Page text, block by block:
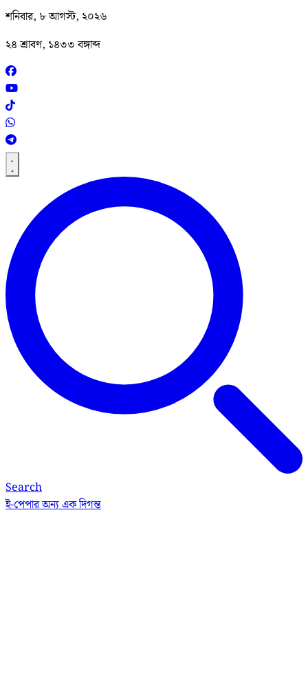
শনিবার, ৮ আগস্ট, ২০২৬
২৪ শ্রাবণ, ১৪৩৩ বঙ্গাব্দ
Search
ই-পেপারঅন্য এক দিগন্ত